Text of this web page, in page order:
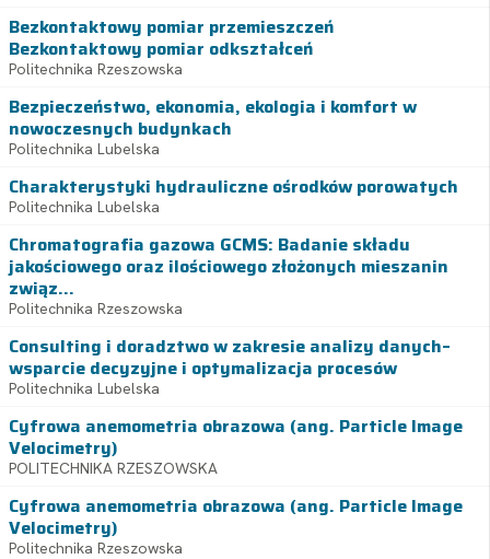
Bezkontaktowy pomiar przemieszczeń
Bezkontaktowy pomiar odkształceń
Politechnika Rzeszowska
Bezpieczeństwo, ekonomia, ekologia i komfort w
nowoczesnych budynkach
Politechnika Lubelska
Charakterystyki hydrauliczne ośrodków porowatych
Politechnika Lubelska
Chromatografia gazowa GCMS: Badanie składu
jakościowego oraz ilościowego złożonych mieszanin
związ...
Politechnika Rzeszowska
Consulting i doradztwo w zakresie analizy danych–
wsparcie decyzyjne i optymalizacja procesów
Politechnika Lubelska
Cyfrowa anemometria obrazowa (ang. Particle Image
Velocimetry)
POLITECHNIKA RZESZOWSKA
Cyfrowa anemometria obrazowa (ang. Particle Image
Velocimetry)
Politechnika Rzeszowska